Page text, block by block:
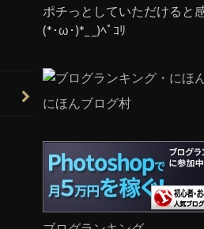
ポチっとしていただけると
(*･ω･)*_ _)ﾍﾟｺﾘ
にほんブログ村